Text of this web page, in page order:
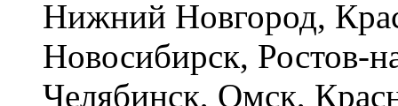
Нижний Новгород,
Новосибирск, Ростов-
Челябинск, Омск,